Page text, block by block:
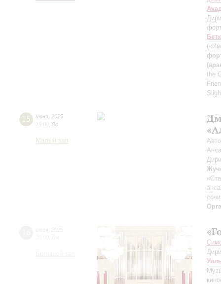
the
15 июня 2025
19:00 Вс
Малый зал